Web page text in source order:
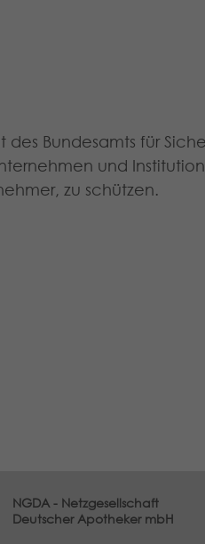
Bundesamts für
und
zu schützen.
NGDA - Netzgesellschaft
Deutscher Apotheker mbH